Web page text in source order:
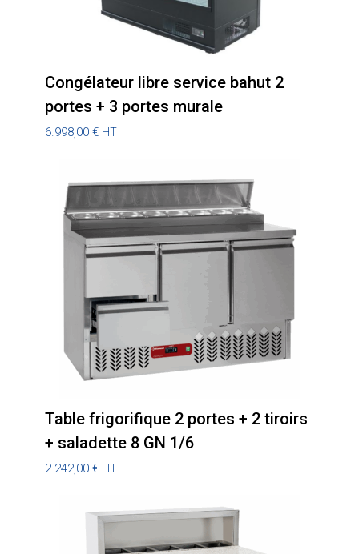
Congélateur libre service bahut 2
portes + 3 portes murale
6.998,00 € HT
Table frigorifique 2 portes + 2 tiroirs
+ saladette 8 GN 1/6
2.242,00 € HT